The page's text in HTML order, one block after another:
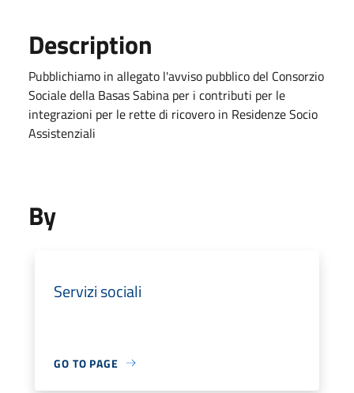
Description
Pubblichiamo in allegato l'avviso pubblico del Consorzio
Sociale della Basas Sabina per i contributi per le
integrazioni per le rette di ricovero in Residenze Socio
Assistenziali
By
Servizi sociali
GO TO PAGE